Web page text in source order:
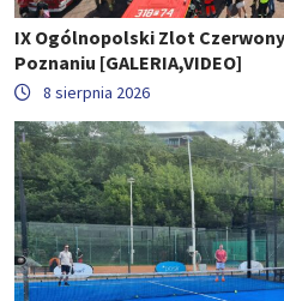
IX Ogólnopolski Zlot
Poznaniu [GALERIA,VIDEO]
8 sierpnia 2026